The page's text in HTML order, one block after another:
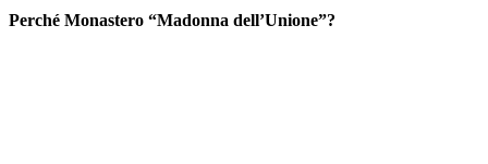
Perché Monastero “Madonna dell’Unione”?